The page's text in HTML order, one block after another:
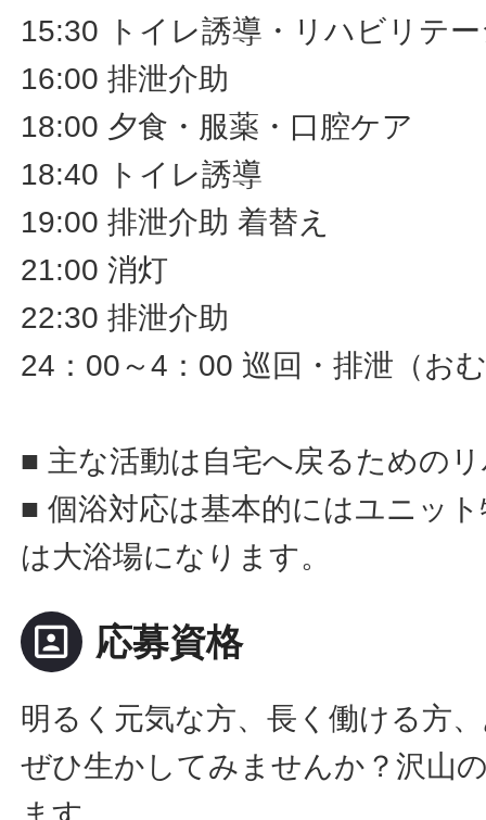
15:30 トイレ誘導・リハビリテ
16:00 排泄介助
18:00 夕食・服薬・口腔ケア
18:40 トイレ誘導
19:00 排泄介助 着替え
21:00 消灯
22:30 排泄介助
24：00～4：00 巡回・排泄（お
■ 主な活動は自宅へ戻るための
■ 個浴対応は基本的にはユニッ
は大浴場になります。
portrait 応募資格
明るく元気な方、長く働ける方
ぜひ生かしてみませんか？沢山